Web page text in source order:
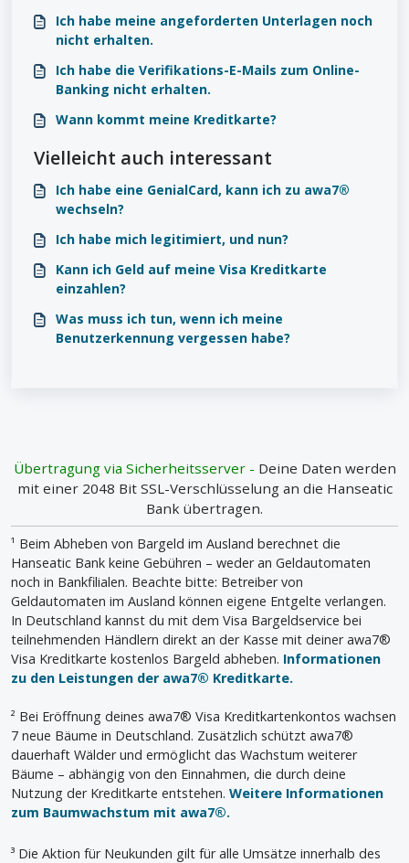
Ich habe meine angeforderten Unterlagen noch
nicht erhalten.
Ich habe die Verifikations-E-Mails zum Online-
Banking nicht erhalten.
Wann kommt meine Kreditkarte?
Vielleicht auch interessant
Ich habe eine GenialCard, kann ich zu awa7®
wechseln?
Ich habe mich legitimiert, und nun?
Kann ich Geld auf meine Visa Kreditkarte
einzahlen?
Was muss ich tun, wenn ich meine
Benutzerkennung vergessen habe?
Übertragung via Sicherheitsserver - Deine Daten werden
mit einer 2048 Bit SSL-Verschlüsselung an die Hanseatic
Bank übertragen.
¹ Beim Abheben von Bargeld im Ausland berechnet die
Hanseatic Bank keine Gebühren – weder an Geldautomaten
noch in Bankfilialen. Beachte bitte: Betreiber von
Geldautomaten im Ausland können eigene Entgelte verlangen.
In Deutschland kannst du mit dem Visa Bargeldservice bei
teilnehmenden Händlern direkt an der Kasse mit deiner awa7®
Visa Kreditkarte kostenlos Bargeld abheben. Informationen
zu den Leistungen der awa7® Kreditkarte.
² Bei Eröffnung deines awa7® Visa Kreditkartenkontos wachsen
7 neue Bäume in Deutschland. Zusätzlich schützt awa7®
dauerhaft Wälder und ermöglicht das Wachstum weiterer
Bäume – abhängig von den Einnahmen, die durch deine
Nutzung der Kreditkarte entstehen. Weitere Informationen
zum Baumwachstum mit awa7®.
³ Die Aktion für Neukunden gilt für alle Umsätze innerhalb des